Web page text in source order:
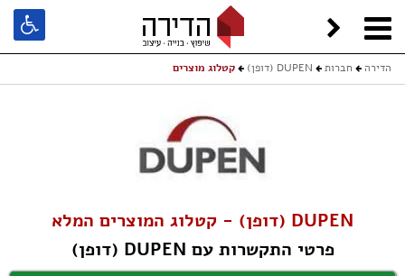
הדירה חברות DUPEN (דופן) קטלוג מוצרים
DUPEN (דופן) - קטלוג המוצרים המלא
פרטי התקשרות עם DUPEN (דופן)